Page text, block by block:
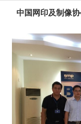
中国网印及制像